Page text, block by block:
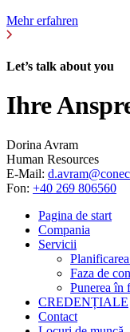
Mehr erfahren
Let’s talk about you
Ihre
Dorina Avram
Human Resources
E-Mail:
Fon: +40 269 806560
Pagina de start
Compania
Servicii
Faza de
Punerea în
CREDENȚIALE
Contact